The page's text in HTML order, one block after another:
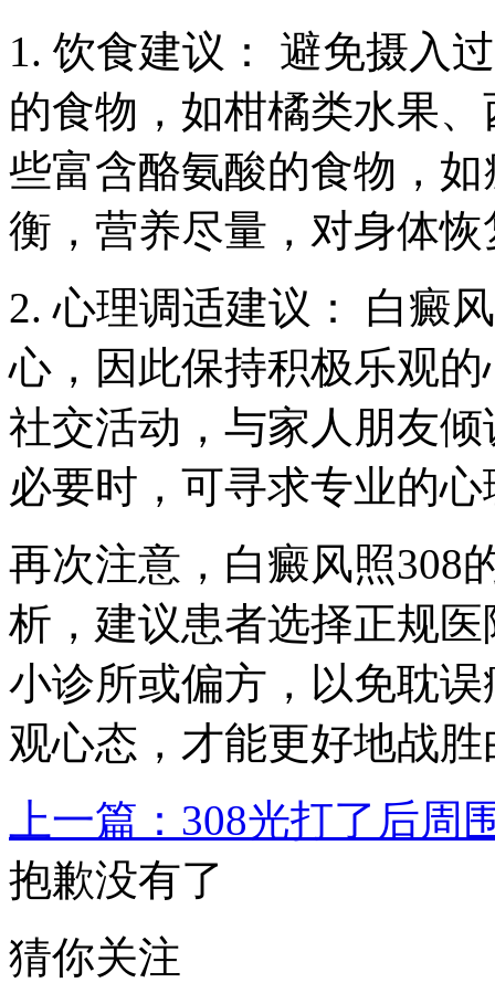
1. 饮食建议： 避免摄入
的食物，如柑橘类水果
些富含酪氨酸的食物，
衡，营养尽量，对身体
2. 心理调适建议： 白癜
心，因此保持积极乐观
社交活动，与家人朋友
必要时，可寻求专业的
再次注意，白癜风照308
析，建议患者选择正规
小诊所或偏方，以免耽
观心态，才能更好地战
上一篇：308光打了后周
抱歉没有了
猜你关注